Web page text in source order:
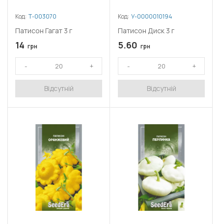
Код: Т-003070
Патисон Гагат 3 г
14 грн
Відсутній
Код: У-0000010194
Патисон Диск 3 г
5.60 грн
Відсутній